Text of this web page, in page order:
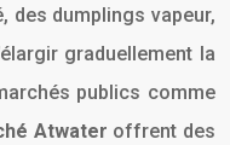
des dumplings vapeur,
graduellement la
publics comme
Atwater offrent des